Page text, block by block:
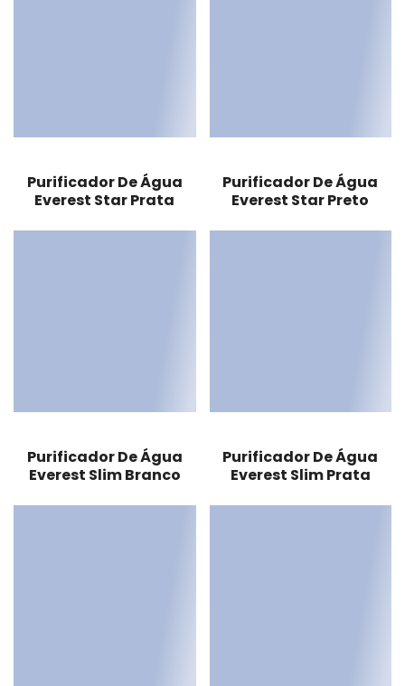
Purificador De Água
Everest Star Prata
Purificador De Água
Everest Star Preto
Purificador De Água
Everest Slim Branco
Purificador De Água
Everest Slim Prata